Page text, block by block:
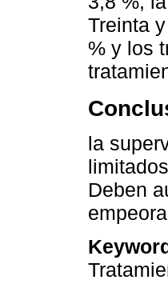
Treinta
% y los
la
Deben